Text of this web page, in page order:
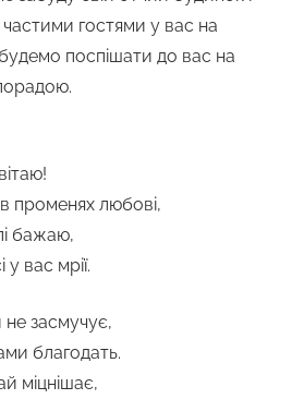
гостями у вас на
поспішати до вас на
променях любові,
бажаю,
у вас мрії.
не засмучує,
благодать.
міцнішає,